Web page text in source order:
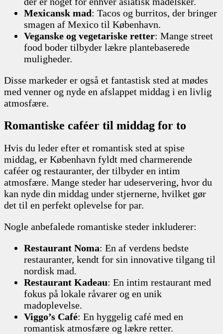
Mexicansk mad: Tacos og burritos, der bringer
smagen af Mexico til København.
Veganske og vegetariske retter: Mange street
food boder tilbyder lækre plantebaserede
muligheder.
Disse markeder er også et fantastisk sted at mødes
med venner og nyde en afslappet middag i en livlig
atmosfære.
Romantiske caféer til middag for to
Hvis du leder efter et romantisk sted at spise
middag, er København fyldt med charmerende
caféer og restauranter, der tilbyder en intim
atmosfære. Mange steder har udeservering, hvor du
kan nyde din middag under stjernerne, hvilket gør
det til en perfekt oplevelse for par.
Nogle anbefalede romantiske steder inkluderer:
Restaurant Noma: En af verdens bedste
restauranter, kendt for sin innovative tilgang til
nordisk mad.
Restaurant Kadeau: En intim restaurant med
fokus på lokale råvarer og en unik
madoplevelse.
Viggo’s Café: En hyggelig café med en
romantisk atmosfære og lækre retter.